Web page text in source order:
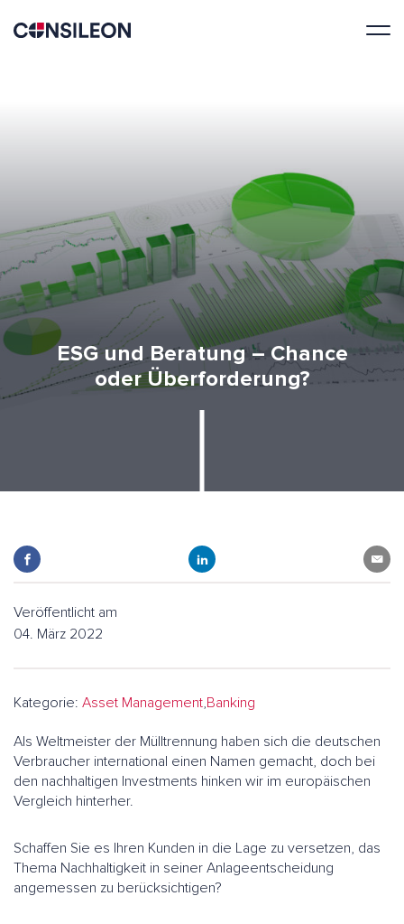
ESG und Beratung – Chance
oder Überforderung?
Veröffentlicht am
04. März 2022
Kategorie: Asset Management,Banking
Als Weltmeister der Mülltrennung haben sich die deutschen
Verbraucher international einen Namen gemacht, doch bei
den nachhaltigen Investments hinken wir im europäischen
Vergleich hinterher.
Schaffen Sie es Ihren Kunden in die Lage zu versetzen, das
Thema Nachhaltigkeit in seiner Anlageentscheidung
angemessen zu berücksichtigen?